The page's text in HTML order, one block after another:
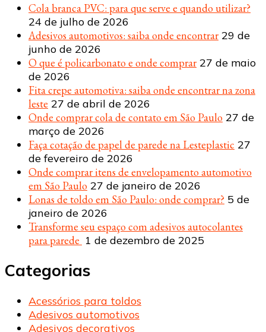
Cola branca PVC: para que serve e quando utilizar?
24 de julho de 2026
Adesivos automotivos: saiba onde encontrar 29 de
junho de 2026
O que é policarbonato e onde comprar 27 de maio
de 2026
Fita crepe automotiva: saiba onde encontrar na zona
leste 27 de abril de 2026
Onde comprar cola de contato em São Paulo 27 de
março de 2026
Faça cotação de papel de parede na Lesteplastic 27
de fevereiro de 2026
Onde comprar itens de envelopamento automotivo
em São Paulo 27 de janeiro de 2026
Lonas de toldo em São Paulo: onde comprar? 5 de
janeiro de 2026
Transforme seu espaço com adesivos autocolantes
para parede 1 de dezembro de 2025
Categorias
Acessórios para toldos
Adesivos automotivos
Adesivos decorativos